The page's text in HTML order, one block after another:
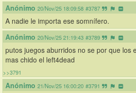
Anónimo 20/Nov/25 18:09:58 #3787
A nadie le importa ese somnífero.
Anónimo 20/Nov/25 21:19:43 #3789
putos juegos aburridos no se por que los
mas chido el left4dead
>>3791
Anónimo 21/Nov/25 16:00:20 #3791